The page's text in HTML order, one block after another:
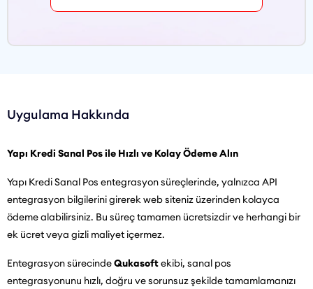
Uygulama Hakkında
Yapı Kredi Sanal Pos ile Hızlı ve Kolay Ödeme Alın
Yapı Kredi Sanal Pos entegrasyon süreçlerinde, yalnızca API
entegrasyon bilgilerini girerek web siteniz üzerinden kolayca
ödeme alabilirsiniz. Bu süreç tamamen ücretsizdir ve herhangi bir
ek ücret veya gizli maliyet içermez.
Entegrasyon sürecindeQukasoftekibi, sanal pos
entegrasyonunu hızlı, doğru ve sorunsuz şekilde tamamlamanızı